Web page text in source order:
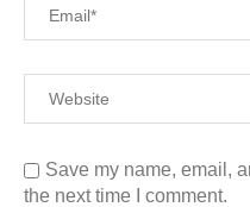
Save my name, email,
the next time I comment.